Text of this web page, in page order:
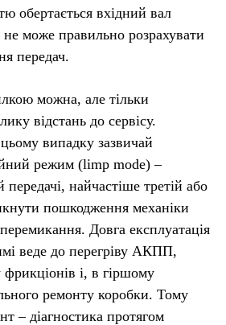
обертається вхідний вал
не може правильно розрахувати
передач.
можна, але тільки
відстань до сервісу.
випадку зазвичай
режим (limp mode) –
передачі, найчастіше третій або
пошкодження механіки
Довга експлуатація
веде до перегріву АКПП,
і, в гіршому
ремонту коробки. Тому
– діагностика протягом